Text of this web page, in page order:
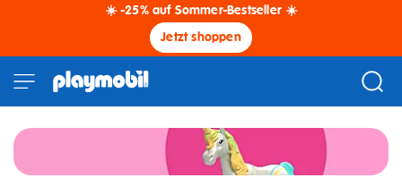
☀️ -25% auf Sommer-Bestseller ☀️
Jetzt shoppen